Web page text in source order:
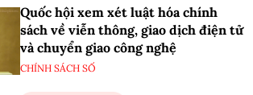
Quốc hội xem xét luật hóa chính
sách về viễn thông, giao dịch điện tử
và chuyển giao công nghệ
CHÍNH SÁCH SỐ